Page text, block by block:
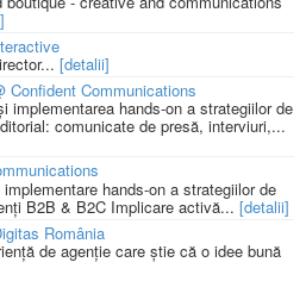
[detalii]
Confident Communications
implementarea hands-on a strategiilor de
comunicate de presă, interviuri,...
hands-on a strategiilor de
B2B & B2C Implicare activă... [detalii]
România
de agenție care știe că o idee bună